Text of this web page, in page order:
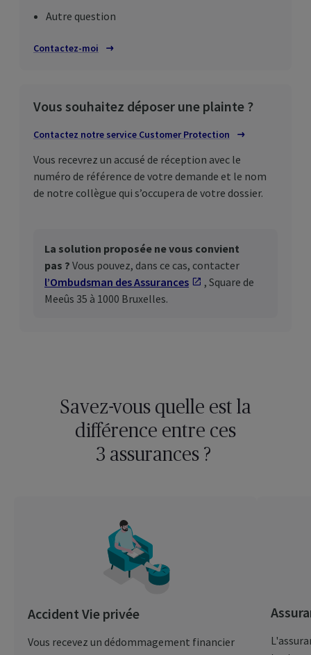
Autre question
Contactez-moi
Vous souhaitez déposer une plainte ?
Contactez notre service Customer Protection
Vous recevrez un accusé de réception avec le
numéro de référence de votre demande et le nom
de notre collègue qui s’occupera de votre dossier.
La solution proposée ne vous convient
pas ? Vous pouvez, dans ce cas, contacter
l’Ombudsman des Assurances
S'ouvre dans un
, Square de
Meeûs 35 à 1000 Bruxelles.
Savez-vous quelle est la
différence entre ces
3 assurances ?
Accident Vie privée
Vous recevez un dédommagement financier